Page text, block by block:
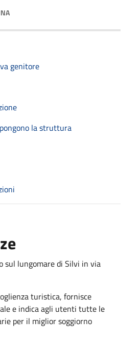
genitore
la struttura
sul lungomare di Silvi in via
turistica, fornisce
e indica agli utenti tutte le
per il miglior soggiorno